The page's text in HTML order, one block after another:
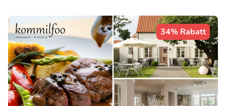
34% Rabatt